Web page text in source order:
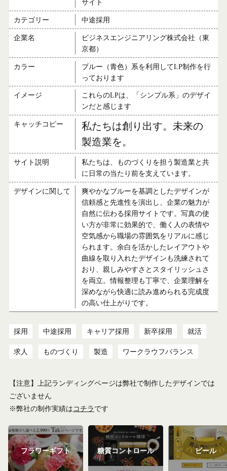
サイト
カテゴリー 中途採用
企業名
ビジネスエンジニアリング株式会社（東
京都）
カラー
ブルー（青色）系を利用してLP制作を行
っております
イメージ
これらのLPは、「シンプル系」のデザイ
ンだと感じます
キャッチコピー
私たちは創り出す。未来の
製造業を。
サイト説明
私たちは、ものづくりを担う製造業と共
に日常の当たり前を支えています。
デザインに関して
爽やかなブルーを基調としたデザインが
信頼感と先進性を演出し、企業の魅力が
自然に伝わる採用サイトです。写真の使
い方が非常に効果的で、働く人の表情や
空気感から職場の雰囲気をリアルに感じ
られます。余白を活かしたレイアウトや
曲線を取り入れたデザインも洗練されて
おり、親しみやすさとスタイリッシュさ
を両立。情報整理も丁寧で、企業理解を
深めながら快適に読み進められる完成度
の高い仕上がりです。
採用 中途採用 キャリア採用 新卒採用 就活
求人 ものづくり 製造 ワークラウフバランス
【注意】上記ランディングページは弊社で制作したデザインでは
ございません
※弊社の制作実績はコチラです
フラワーギフト 糖質コントロール ビール